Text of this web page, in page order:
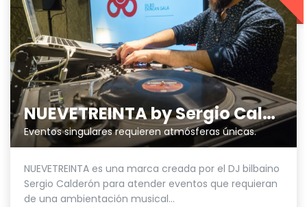
NUEVETREINTA by Sergio Calderón
Eventos singulares requieren atmósferas únicas.
NUEVETREINTA es una marca creada por el DJ bilbaino
Sergio Calderón para atender eventos que requieran
de una ambientación musical...